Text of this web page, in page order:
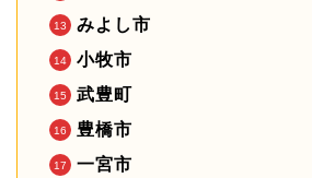
みよし市
小牧市
武豊町
豊橋市
一宮市